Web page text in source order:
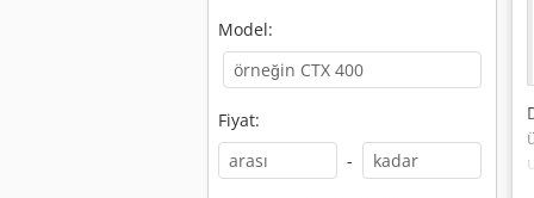
Model:
Fiyat:
-